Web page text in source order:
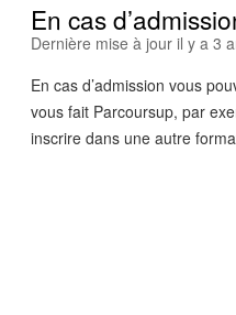
En cas
Dernière mise à jour il y a 3
En cas d’admission vous
vous fait Parcoursup, par
inscrire dans une autre